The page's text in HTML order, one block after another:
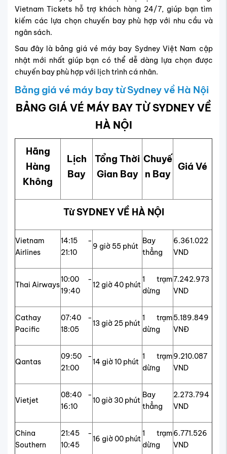
Vietnam Tickets hỗ trợ khách hàng 24/7, giúp bạn tìm
kiếm các lựa chọn chuyến bay phù hợp với nhu cầu và
ngân sách.
Sau đây là bảng giá vé máy bay Sydney Việt Nam cập
nhật mới nhất giúp bạn có thể dễ dàng lựa chọn được
chuyến bay phù hợp với lịch trình cá nhân.
Bảng giá vé máy bay từ Sydney về Hà Nội
BẢNG GIÁ VÉ MÁY BAY TỪ SYDNEY VỀ
HÀ NỘI
Hãng
Hàng
Không
Lịch
Bay
Tổng Thời
Gian Bay
Chuyế
n Bay
Giá Vé
Từ SYDNEY VỀ HÀ NỘI
Vietnam
Airlines
14:15 -
21:10
9 giờ 55 phút
Bay
thẳng
6.361.022
VND
Thai Airways
10:00 -
19:40
12 giờ 40 phút
1 trạm
dừng
7.242.973
VND
Cathay
Pacific
07:40 -
18:05
13 giờ 25 phút
1 trạm
dừng
5.189.849
VNĐ
Qantas
09:50 -
21:00
14 giờ 10 phút
1 trạm
dừng
9.210.087
VND
Vietjet
08:40 -
16:10
10 giờ 30 phút
Bay
thẳng
2.273.794
VND
China
Southern
21:45 -
10:45
16 giờ 00 phút
1 trạm
dừng
6.771.526
VND